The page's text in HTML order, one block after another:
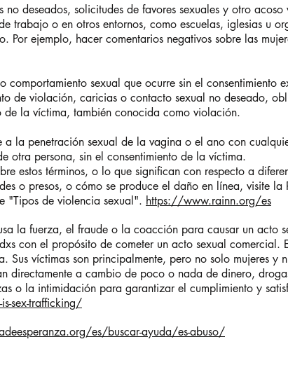
no deseados, solicitudes de favores sexuales y otro
trabajo o en otros entornos, como escuelas, iglesias u
ejemplo, hacer comentarios negativos sobre las
comportamiento sexual que ocurre sin el consentimiento
de violación, caricias o contacto sexual no deseado,
la víctima, también conocida como violación.
la penetración sexual de la vagina o el ano con
otra persona, sin el consentimiento de la víctima.
estos términos, o lo que significan con respecto a
o presos, o cómo se produce el daño en línea, visite
"Tipos de violencia sexual". https://www.rainn.org/es
la fuerza, el fraude o la coacción para causar un acto
con el propósito de cometer un acto sexual comercial.
Sus víctimas son principalmente, pero no solo mujeres y
directamente a cambio de poco o nada de dinero,
o la intimidación para garantizar el cumplimiento y
sex-trafficking/
es/buscar-ayuda/es-abuso/